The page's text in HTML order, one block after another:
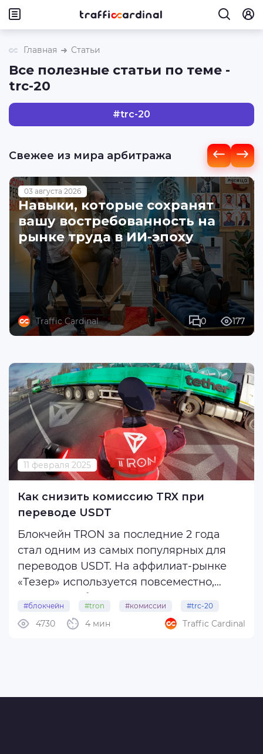
Главная Статьи
Все полезные статьи по теме -
trc-20
#trc-20
Свежее из мира арбитража
03 августа 2026
Навыки, которые сохранят
вашу востребованность на
рынке труда в ИИ-эпоху
Traffic Cardinal 0 177
11 февраля 2025
Как снизить комиссию TRX при
переводе USDT
Блокчейн TRON за последние 2 года
стал одним из самых популярных для
переводов USDT. На аффилиат-рынке
«Тезер» используется повсеместно,
покупок.
#блокчейн #tron #комиссии #trc-20
4 мин
4730 Traffic Cardinal